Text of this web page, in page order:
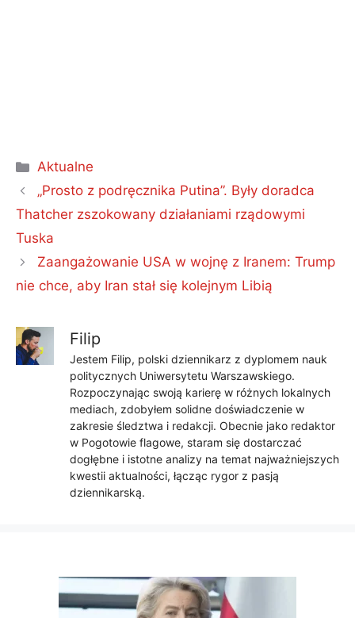
Kategorie
Aktualne
„Prosto z podręcznika Putina”. Były doradca
Thatcher zszokowany działaniami rządowymi
Tuska
Zaangażowanie USA w wojnę z Iranem: Trump
nie chce, aby Iran stał się kolejnym Libią
Filip
Jestem Filip, polski dziennikarz z dyplomem nauk
politycznych Uniwersytetu Warszawskiego.
Rozpoczynając swoją karierę w różnych lokalnych
mediach, zdobyłem solidne doświadczenie w
zakresie śledztwa i redakcji. Obecnie jako redaktor
w Pogotowie flagowe, staram się dostarczać
dogłębne i istotne analizy na temat najważniejszych
kwestii aktualności, łącząc rygor z pasją
dziennikarską.